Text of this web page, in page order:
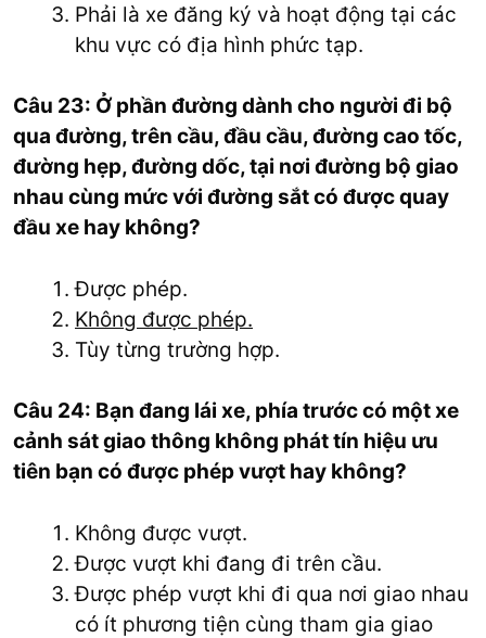
Phải là xe đăng ký và hoạt động tại các
khu vực có địa hình phức tạp.
Câu 23: Ở phần đường dành cho người đi bộ
qua đường, trên cầu, đầu cầu, đường cao tốc,
đường hẹp, đường dốc, tại nơi đường bộ giao
nhau cùng mức với đường sắt có được quay
đầu xe hay không?
Được phép.
Không được phép.
Tùy từng trường hợp.
Câu 24: Bạn đang lái xe, phía trước có một xe
cảnh sát giao thông không phát tín hiệu ưu
tiên bạn có được phép vượt hay không?
Không được vượt.
Được vượt khi đang đi trên cầu.
Được phép vượt khi đi qua nơi giao nhau
có ít phương tiện cùng tham gia giao